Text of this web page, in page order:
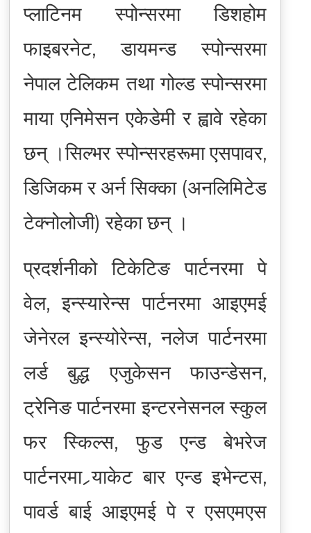
प्लाटिनम स्पोन्सरमा डिशहोम
फाइबरनेट, डायमन्ड स्पोन्सरमा
नेपाल टेलिकम तथा गोल्ड स्पोन्सरमा
माया एनिमेसन एकेडेमी र ह्वावे रहेका
छन् ।सिल्भर स्पोन्सरहरूमा एसपावर,
डिजिकम र अर्न सिक्का (अनलिमिटेड
टेक्नोलोजी) रहेका छन् ।
प्रदर्शनीको टिकेटिङ पार्टनरमा पे
वेल, इन्स्यारेन्स पार्टनरमा आइएमई
जेनेरल इन्स्योरेन्स, नलेज पार्टनरमा
लर्ड बुद्ध एजुकेसन फाउन्डेसन,
ट्रेनिङ पार्टनरमा इन्टरनेसनल स्कुल
फर स्किल्स, फुड एन्ड बेभरेज
पार्टनरमा र्‍याकेट बार एन्ड इभेन्टस,
पावर्ड बाई आइएमई पे र एसएमएस